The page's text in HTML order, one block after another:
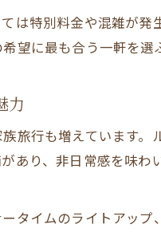
は特別料金や混雑が
望に最も合う一軒を
力
旅行も増えています
あり、非日常感を味
タイムのライトアッ